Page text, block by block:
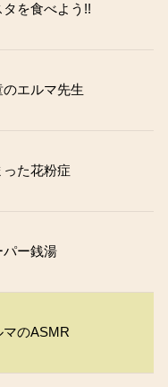
を食べよう!!
エルマ先生
た花粉症
パー銭湯
マのASMR